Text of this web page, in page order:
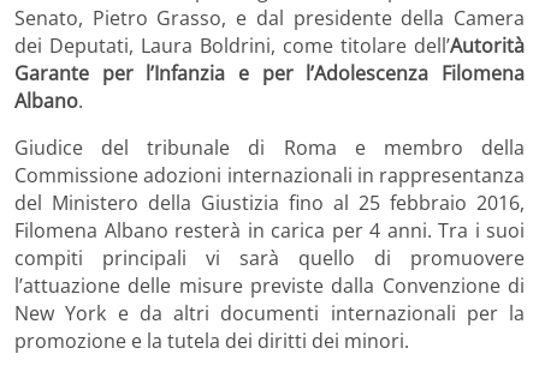
Senato, Pietro Grasso, e dal presidente della Camera
dei Deputati, Laura Boldrini, come titolare dell’Autorità
Garante per l’Infanzia e per l’Adolescenza Filomena
Albano.
Giudice del tribunale di Roma e membro della
Commissione adozioni internazionali in rappresentanza
del Ministero della Giustizia fino al 25 febbraio 2016,
Filomena Albano resterà in carica per 4 anni. Tra i suoi
compiti principali vi sarà quello di promuovere
l’attuazione delle misure previste dalla Convenzione di
New York e da altri documenti internazionali per la
promozione e la tutela dei diritti dei minori.